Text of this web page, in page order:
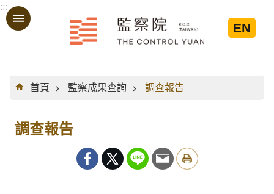
跳到主要內容區塊
:::
EN
:::
首頁
監察成果查詢 調查報告
調查報告